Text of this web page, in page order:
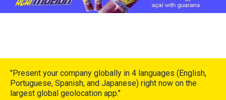
"Present your company globally in 4 languages (English,
Portuguese, Spanish, and Japanese) right now on the
largest global geolocation app."